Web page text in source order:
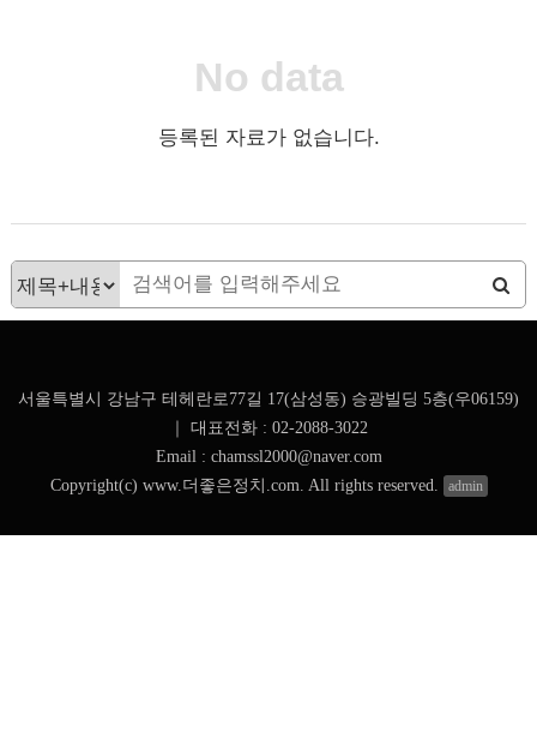
No data
등록된 자료가 없습니다.
서울특별시 강남구 테헤란로77길 17(삼성동) 승광빌딩 5층(우06159)
대표전화 : 02-2088-3022
Email : chamssl2000@naver.com
Copyright(c) www.더좋은정치.com. All rights reserved.
admin